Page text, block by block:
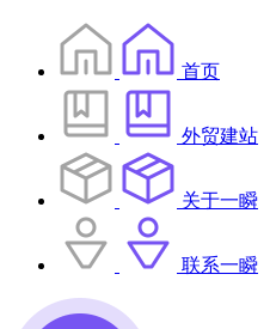
首页
外贸建站
关于一瞬
联系一瞬